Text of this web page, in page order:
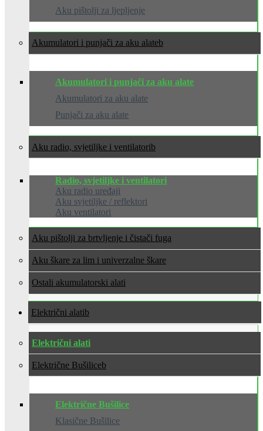
Aku pištolji za ljepljenje
Akumulatori i punjači za aku alate
Akumulatori i punjači za aku alate
Akumulatori za aku alate
Punjači za aku alate
Aku radio, svjetiljke i ventilatori
Radio, svjetiljke i ventilatori
Aku radio uređaji
Aku svjetiljke / reflektori
Aku ventilatori
Aku pištolji za brtvljenje i čistači fuga
Aku škare za lim i univerzalne škare
Ostali akumulatorski alati
Električni alati
Električni alati
Električne Bušilice
Električne Bušilice
Klasične Bušilice